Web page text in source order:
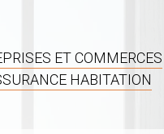
ET COMMERCES
HABITATION